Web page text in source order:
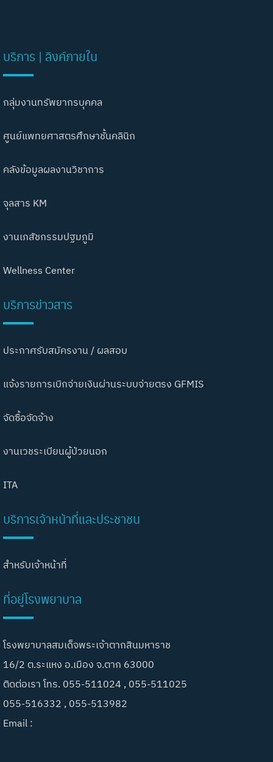
บริการ | ลิงค์ภายใน
กลุ่มงานทรัพยากรบุคคล
ศูนย์แพทยศาสตรศึกษาชั้นคลินิก
คลังข้อมูลผลงานวิชาการ
จุลสาร KM
งานเภสัชกรรมปฐมภูมิ
Wellness Center
บริการข่าวสาร
ประกาศรับสมัครงาน / ผลสอบ
แจ้งรายการเบิกจ่ายเงินผ่านระบบจ่ายตรง GFMIS
จัดซื้อจัดจ้าง
งานเวชระเบียนผู้ป่วยนอก
ITA
บริการเจ้าหน้าที่และประชาชน
สำหรับเจ้าหน้าที่
ที่อยู่โรงพยาบาล
โรงพยาบาลสมเด็จพระเจ้าตากสินมหาราช
16/2 ต.ระแหง อ.เมือง จ.ตาก 63000
ติดต่อเรา โทร. 055-511024 , 055-511025
055-516332 , 055-513982
Email :